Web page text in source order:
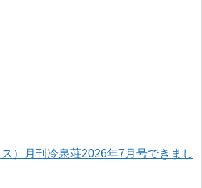
ス）月刊冷泉荘2026年7月号できまし